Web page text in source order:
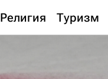
Религия Туризм